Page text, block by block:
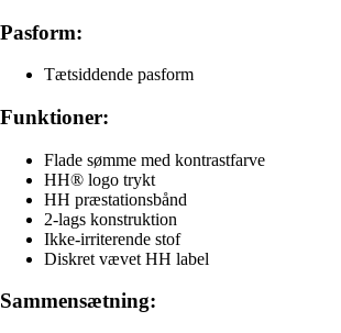
Pasform:
Tætsiddende pasform
Funktioner:
Flade sømme med kontrastfarve
HH® logo trykt
HH præstationsbånd
2-lags konstruktion
Ikke-irriterende stof
Diskret vævet HH label
Sammensætning: